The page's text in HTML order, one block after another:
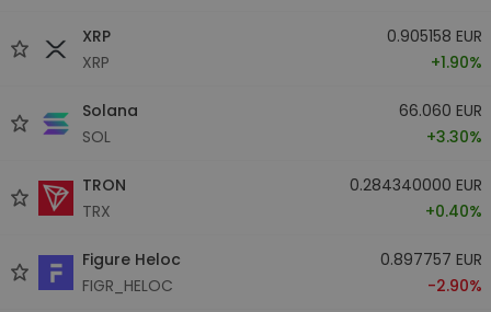
XRP
XRP
0.905158 EUR
+1.90%
Solana
SOL
66.060 EUR
+3.30%
TRON
TRX
0.284340000 EUR
+0.40%
Figure Heloc
FIGR_HELOC
0.897757 EUR
-2.90%